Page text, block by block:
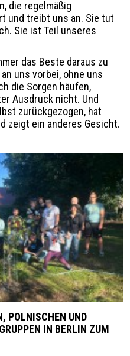
die regelmäßig
und treibt uns an. Sie tut
Sie ist Teil unseres
das Beste daraus zu
uns vorbei, ohne uns
die Sorgen häufen,
Ausdruck nicht. Und
zurückgezogen, hat
zeigt ein anderes Gesicht.
POLNISCHEN UND
IN BERLIN ZUM